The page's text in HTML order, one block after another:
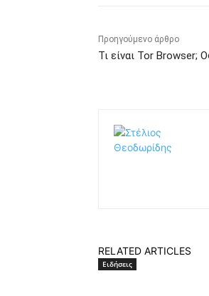
Προηγούμενο άρθρο
Τι είναι Tor Browser;
RELATED ARTICLES
Ειδήσεις